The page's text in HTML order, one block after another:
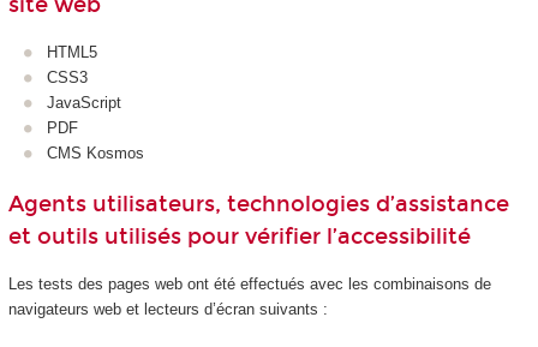
HTML5
CSS3
JavaScript
PDF
CMS Kosmos
Agents utilisateurs, technologies d’assistance
et outils utilisés pour vérifier l’accessibilité
Les tests des pages web ont été effectués avec les combinaisons de
navigateurs web et lecteurs d’écran suivants :